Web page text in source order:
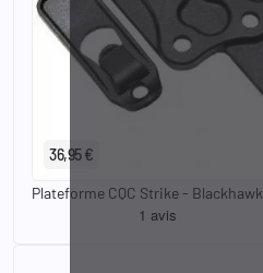
36,95 €
Plateforme CQC Strike - Blackhawk